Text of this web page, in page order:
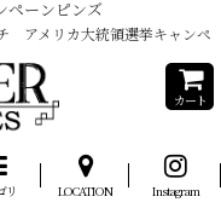
ペーンピンズ
アメリカ大統領選挙キャンペ
カート
リ LOCATION Instagram